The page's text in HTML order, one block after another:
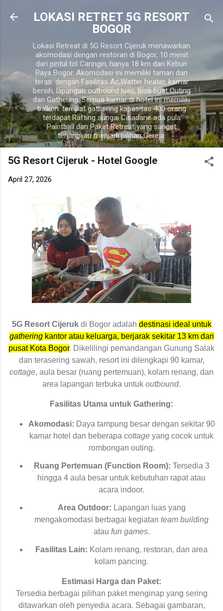
Langsung ke konten utama
LOKASI RETRET 5G RESORT
BOGOR
Lokasi Retreat di 5G Resort Cijeruk menawarkan
akomodasi dengan restoran di Bogor, 10 menit
dari pintul tol Caringin, hanya 18 km dari Kebun
Raya Bogor. Akomodasi ini memiliki taman dan
teras. dengan Fasilitas Ac,Watter heater, kamar
bersih, lapangan outbound luas, bisa buat Outing
dan Gathering. Semua kamar di hotel ini memiliki
balkon. tempat gathering kapasitas 400 orang
terdapat Rafting sungai Cisadane ada pula
Paintball dan Paket Retreat yang sangat
terjangkau menjadi pilihan Gereja.
5G Resort Cijeruk - Hotel Google
April 27, 2026
5G Resort Cijerukdi Bogor adalah destinasi ideal untuk
gatheringkantor atau keluarga, berjarak sekitar 13 km dari
pusat Kota Bogor. Dikelilingi pemandangan Gunung Salak
dan terasering sawah, resort ini dilengkapi 90 kamar,
cottage, aula besar (ruang pertemuan), kolam renang, dan
area lapangan terbuka untuk outbound.
Fasilitas Utama untuk Gathering:
Akomodasi: Daya tampung besar dengan sekitar 90
kamar hotel dan beberapa cottage yang cocok untuk
rombongan outing.
Ruang Pertemuan (Function Room): Tersedia 3
hingga 4 aula besar untuk kebutuhan rapat atau
acara indoor.
Area Outdoor: Lapangan luas yang
mengakomodasi berbagai kegiatan team building
atau fun games.
Fasilitas Lain: Kolam renang, restoran, dan area
kolam pancing.
Estimasi Harga dan Paket:
Tersedia berbagai pilihan paket menginap yang sering
ditawarkan oleh penyedia acara. Sebagai gambaran,